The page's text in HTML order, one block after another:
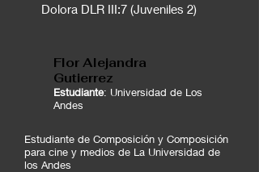
Dolora DLR III:7 (Juveniles 2)
Flor Alejandra
Gutierrez
Estudiante: Universidad de Los
Andes
Estudiante de Composición y Composición
para cine y medios de La Universidad de
los Andes